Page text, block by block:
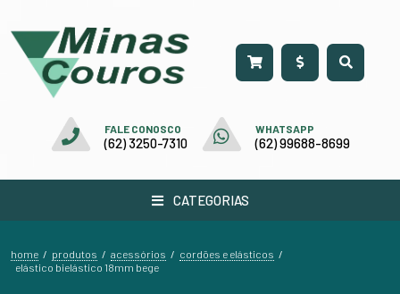
FALE CONOSCO
(62) 3250-7310
WHATSAPP
(62) 99688-8699
CATEGORIAS
home / produtos / acessórios / cordões e elásticos /
elástico bielástico 18mm bege